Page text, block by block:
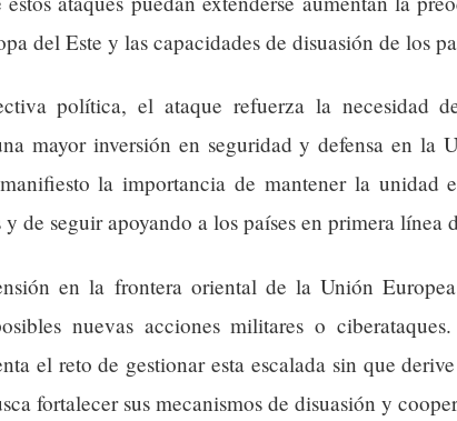
del Este y las capacidades de disuasión de los
política, el ataque refuerza la necesidad
mayor inversión en seguridad y defensa en la
la importancia de mantener la unidad
y de seguir apoyando a los países en primera línea
en la frontera oriental de la Unión Europea
nuevas acciones militares o
el reto de gestionar esta escalada sin que
fortalecer sus mecanismos de disuasión y